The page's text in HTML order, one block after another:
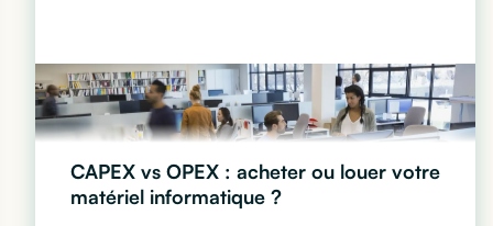
CAPEX vs OPEX : acheter ou louer votre
matériel informatique ?